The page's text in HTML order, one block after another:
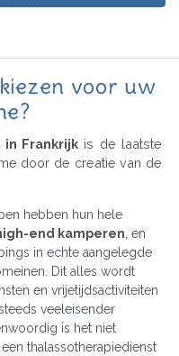
voor uw
in Frankrijk is de laatste
door de creatie van de
hebben hun hele
end kamperen, en
in echte aangelegde
Dit alles wordt
en vrijetijdsactiviteiten
veeleisender
is het niet
thalassotherapiedienst